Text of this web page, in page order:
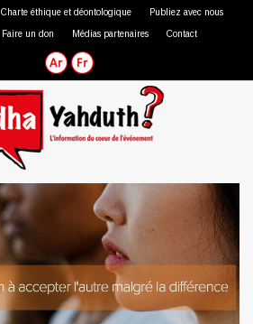
Charte éthique et déontologique Publiez avec nous
Faire un don Médias partenaires Contact